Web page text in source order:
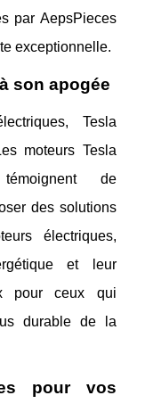
par AepsPieces
exceptionnelle.
son apogée
Tesla
moteurs Tesla
de
des solutions
électriques,
et leur
pour ceux qui
durable de la
pour vos